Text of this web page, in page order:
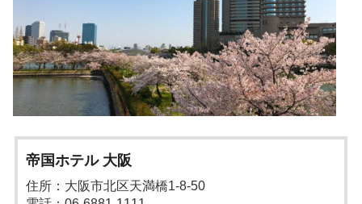
帝国ホテル 大阪
住所：大阪市北区天満橋1-8-50